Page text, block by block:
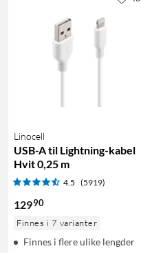
Linocell
USB-A til Lightning-kabel
Hvit 0,25 m
4.5 (5919)
12990
Finnes i 7 varianter
Finnes i flere ulike lengder